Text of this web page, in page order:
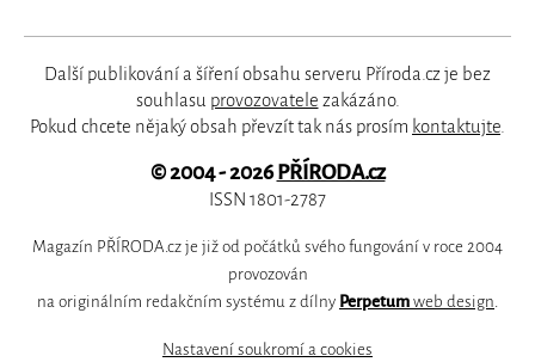
Další publikování a šíření obsahu serveru Příroda.cz je bez
souhlasu provozovatele zakázáno.
Pokud chcete nějaký obsah převzít tak nás prosím kontaktujte.
© 2004 - 2026PŘÍRODA.cz
ISSN 1801-2787
Magazín PŘÍRODA.cz je již od počátků svého fungování v roce 2004
provozován
na originálním redakčním systému z dílny Perpetum web design
Nastavení soukromí a cookies